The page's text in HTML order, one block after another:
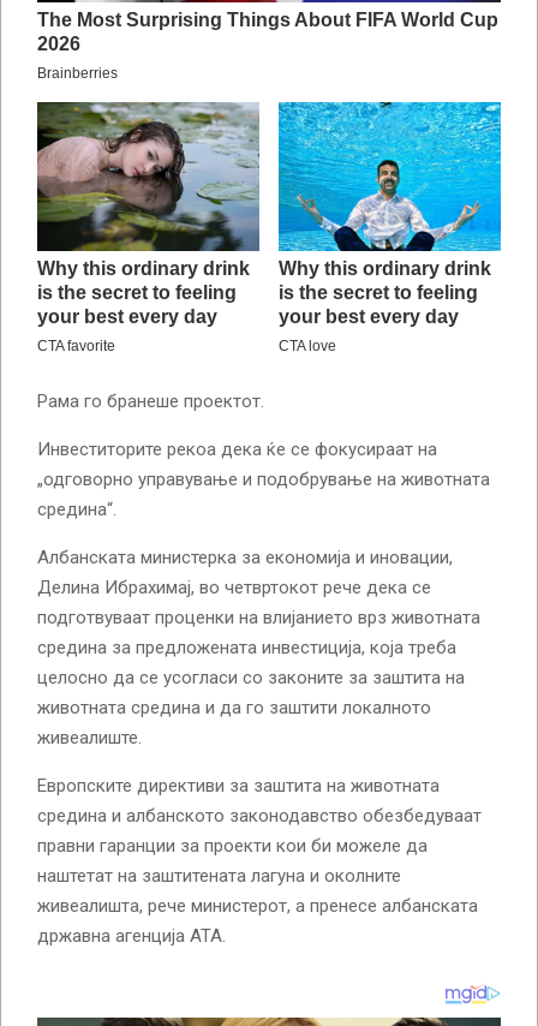
Рама го бранеше проектот.
Инвеститорите рекоа дека ќе се фокусираат на
„одговорно управување и подобрување на животната
средина“.
Албанската министерка за економија и иновации,
Делина Ибрахимај, во четвртокот рече дека се
подготвуваат проценки на влијанието врз животната
средина за предложената инвестиција, која треба
целосно да се усогласи со законите за заштита на
животната средина и да го заштити локалното
живеалиште.
Европските директиви за заштита на животната
средина и албанското законодавство обезбедуваат
правни гаранции за проекти кои би можеле да
наштетат на заштитената лагуна и околните
живеалишта, рече министерот, а пренесе албанската
државна агенција АТА.